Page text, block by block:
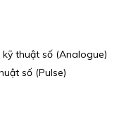
thuật số (Analogue)
số (Pulse)